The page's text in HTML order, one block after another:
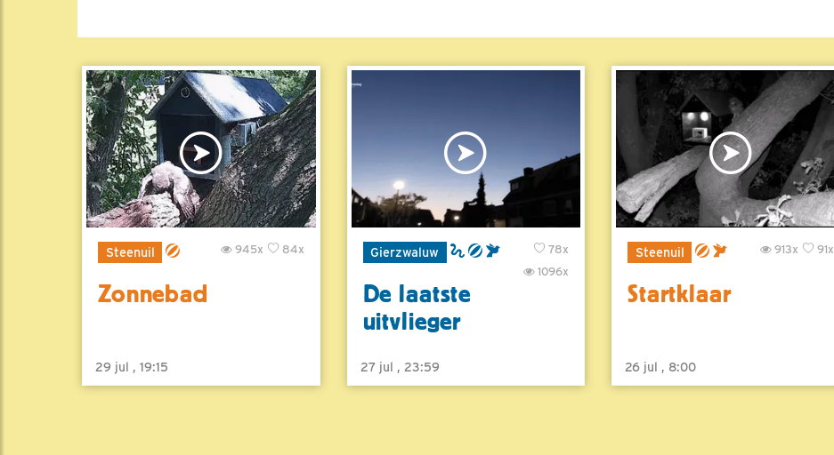
Steenuil 84x
945x
Zonnebad
29 jul , 19:15
Gierzwaluw
78x
1096x
De laatste
uitvlieger
27 jul , 23:59
Steenuil 91x
913x
Startklaar
26 jul , 8:00